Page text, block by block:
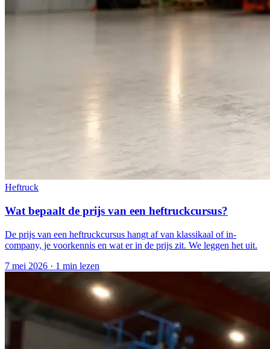
Heftruck
Wat bepaalt de prijs van een heftruckcursus?
De prijs van een heftruckcursus hangt af van klassikaal of in-
company, je voorkennis en wat er in de prijs zit. We leggen het uit.
7 mei 2026 · 1 min lezen